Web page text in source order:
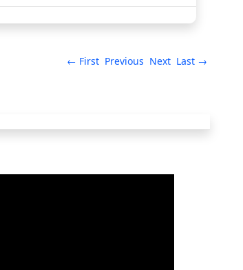
← First Previous Next Last →